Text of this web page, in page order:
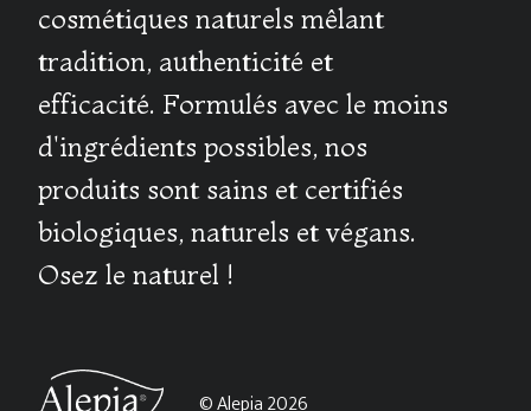
cosmétiques naturels mêlant
tradition, authenticité et
efficacité. Formulés avec le moins
d'ingrédients possibles, nos
produits sont sains et certifiés
biologiques, naturels et végans.
Osez le naturel !